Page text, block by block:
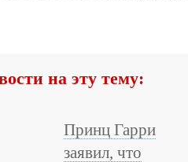
на эту тему:
Принц Гарри
заявил, что